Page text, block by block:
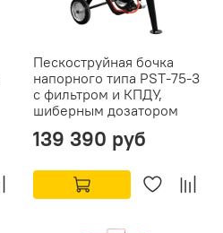
Пескоструйная бочка
напорного типа PST-75-3
с фильтром и КПДУ,
шиберным дозатором
139 390 руб